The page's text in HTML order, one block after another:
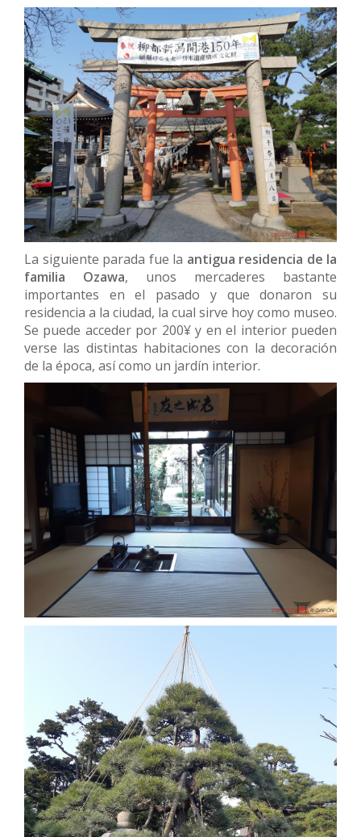
La siguiente parada fue la antigua residencia de la
familia Ozawa, unos mercaderes bastante
importantes en el pasado y que donaron su
residencia a la ciudad, la cual sirve hoy como museo.
Se puede acceder por 200¥ y en el interior pueden
verse las distintas habitaciones con la decoración
de la época, así como un jardín interior.